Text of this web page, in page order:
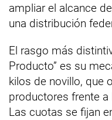
ampliar el alcance
una distribución
El rasgo más
Producto” es su
kilos de novillo, que
productores frente
Las cuotas se fijan